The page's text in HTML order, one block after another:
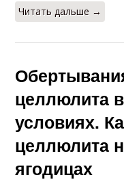
Читать дальше →
целлюлита
условиях.
целлюлита
ягодицах